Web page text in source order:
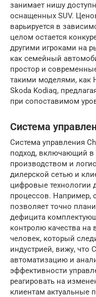
занимает нишу
оснащенных SUV.
варьируется в
целом остается
другими игроками на
как семейный
простор и
такими моделями, как
Skoda Kodiaq,
при сопоставимом
Система
Система управления
подход, включающий в
производством и
дилерской сетью и
цифровые технологии
процессов. Например,
позволяет точно
дефицита
контролю качества на
человек, который
индустрией, вижу, что
автоматизацию и
эффективности
реагировать на
клиентам актуальные